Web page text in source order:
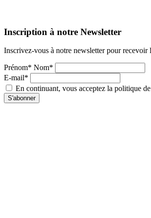
Inscription à notre Newsletter
Inscrivez-vous à notre newsletter pour recevoir
Prénom* Nom*
E-mail*
En continuant, vous acceptez la politique